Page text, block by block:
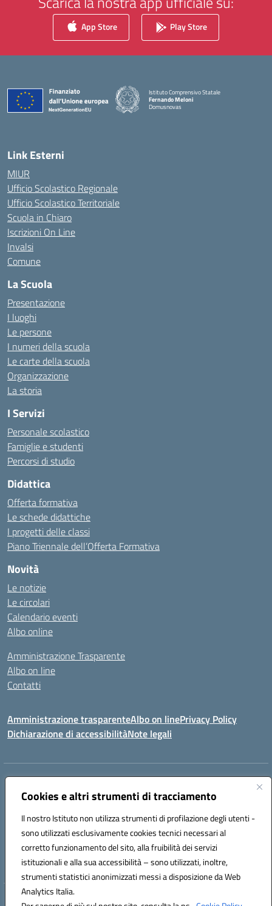
Cookies e altri strumenti di tracciamento
Il nostro Istituto non utilizza strumenti di profilazione degli utenti -
sono utilizzati esclusivamente cookies tecnici necessari al
corretto funzionamento del sito, alla fruibilità dei servizi
istituzionali e alla sua accessibilità – sono utilizzati, inoltre,
strumenti statistici anonimizzati messi a disposizione da Web
Analytics Italia.
App Store Play Store
Istituto Comprensivo Statale
Fernando Meloni
Domusnovas
Link Esterni
MIUR
Ufficio Scolastico Regionale
Ufficio Scolastico Territoriale
Scuola in Chiaro
Iscrizioni On Line
Invalsi
Comune
La Scuola
Presentazione
I luoghi
Le persone
I numeri della scuola
Le carte della scuola
Organizzazione
La storia
I Servizi
Personale scolastico
Famiglie e studenti
Percorsi di studio
Didattica
Offerta formativa
Le schede didattiche
I progetti delle classi
Piano Triennale dell’Offerta Formativa
Novità
Le notizie
Le circolari
Calendario eventi
Albo online
Amministrazione Trasparente
Albo on line
Contatti
Amministrazione trasparenteAlbo on linePrivacy Policy
Dichiarazione di accessibilitàNote legali
Indirizzo:
Centralino:078170786 Email:caic875002@istruzione.it
Codice fiscale: 90027700922
Codice meccanografico:
CAIC875002
Codice unico di fatturazione (CUF): UFVRG0
Hosting & Powered by 3D Solution S.r.l.